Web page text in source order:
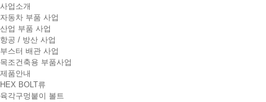
g
a
t
o
n
사업소개
자동차 부품 사업
산업 부품 사업
항공 / 방산 사업
부스터 배관 사업
목조건축용 부품사업
제품안내
HEX BOLT류
육각구멍붙이 볼트